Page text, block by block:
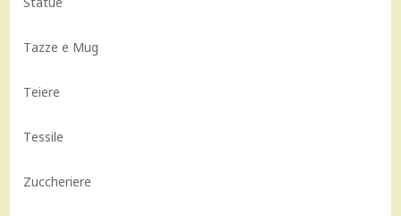
Tazze e Mug
Teiere
Tessile
Zuccheriere